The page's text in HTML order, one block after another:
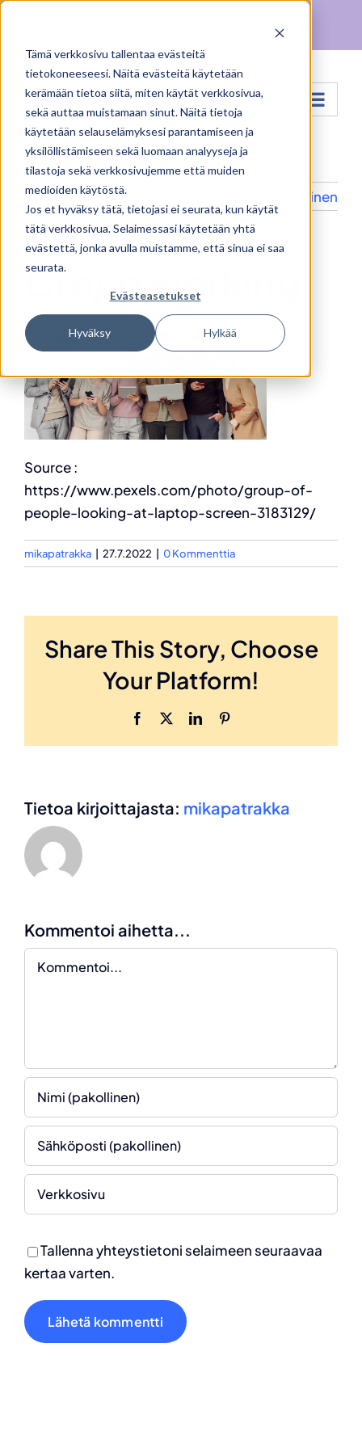
Tämä verkkosivu tallentaa evästeitä
tietokoneeseesi. Näitä evästeitä käytetään
kerämään tietoa siitä, miten käytät verkkosivua,
sekä auttaa muistamaan sinut. Näitä tietoja
käytetään selauselämyksesi parantamiseen ja
yksilöllistämiseen sekä luomaan analyyseja ja
tilastoja sekä verkkosivujemme että muiden
medioiden käytöstä.
Jos et hyväksy tätä, tietojasi ei seurata, kun käytät
tätä verkkosivua. Selaimessasi käytetään yhtä
evästettä, jonka avulla muistamme, että sinua ei saa
seurata.
Evästeasetukset
Hyväksy Hylkää
Skip
content
Siirry...
Edellinen
Group working
Source :
https://www.pexels.com/photo/group-of-
people-looking-at-laptop-screen-3183129/
mikapatrakka 27.7.2022 0 Kommenttia
Share This Story, Choose
Your Platform!
Facebook LinkedIn
Tietoa kirjoittajasta: mikapatrakka
Kommentoi aihetta...
Kommentti
Tallenna yhteystietoni selaimeen seuraavaa
kertaa varten.